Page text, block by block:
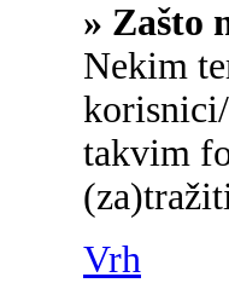
» Zašto
Nekim
takvim
Vrh